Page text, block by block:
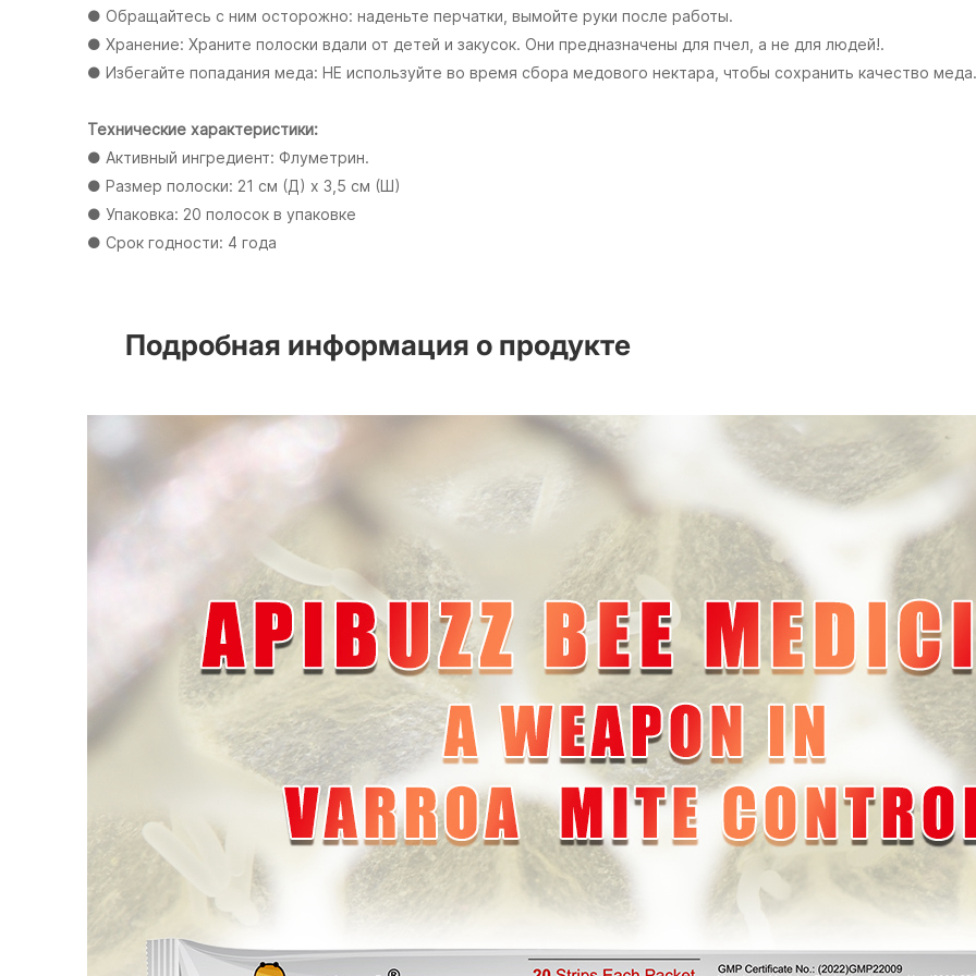
● Обращайтесь с ним осторожно: наденьте перчатки, вымойте руки после работы.
● Хранение: Храните полоски вдали от детей и закусок. Они предназначены для пчел, а не для людей!.
● Избегайте попадания меда: НЕ используйте во время сбора медового нектара, чтобы сохранить качество меда.
Технические характеристики:
● Активный ингредиент: Флуметрин.
● Размер полоски: 21 см (Д) х 3,5 см (Ш)
● Упаковка: 20 полосок в упаковке
● Срок годности: 4 года
Подробная информация о продукте